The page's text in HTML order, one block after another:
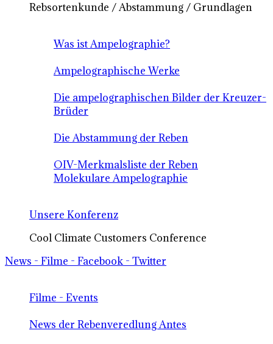
Rebsortenkunde / Abstammung / Grundlagen
Was ist Ampelographie?
Ampelographische Werke
Die ampelographischen Bilder der Kreuzer-
Brüder
Die Abstammung der Reben
OIV-Merkmalsliste der Reben
Molekulare Ampelographie
Unsere Konferenz
Cool Climate Customers Conference
News - Filme - Facebook - Twitter
Filme - Events
News der Rebenveredlung Antes